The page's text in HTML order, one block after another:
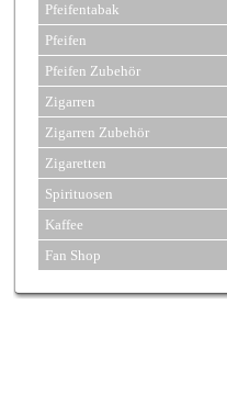
Pfeifentabak
Pfeifen
Pfeifen Zubehör
Zigarren
Zigarren Zubehör
Zigaretten
Spirituosen
Kaffee
Fan Shop